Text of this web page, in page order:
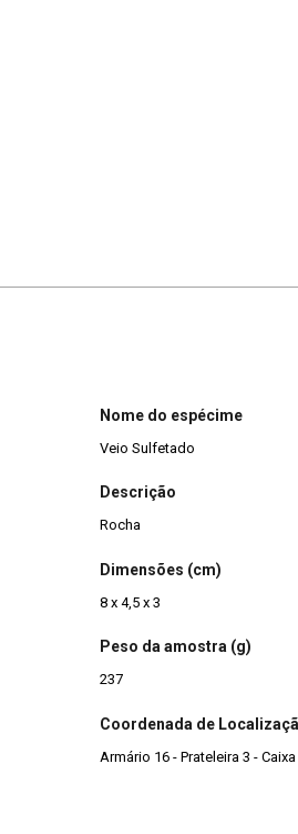
Nome do espécime
Veio Sulfetado
Descrição
Rocha
Dimensões (cm)
8 x 4,5 x 3
Peso da amostra (g)
237
Coordenada de
Armário 16 - Prateleira 3 -